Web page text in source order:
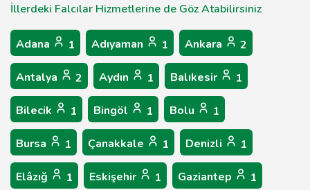
İllerdeki Falcılar Hizmetlerine de Göz Atabilirsiniz
Adana 1 Adıyaman 1 Ankara 2
Antalya 2 Aydın 1 Balıkesir 1
Bilecik 1 Bingöl 1 Bolu 1
Bursa 1 Çanakkale 1 Denizli 1
Elâzığ 1 Eskişehir 1 Gaziantep 1